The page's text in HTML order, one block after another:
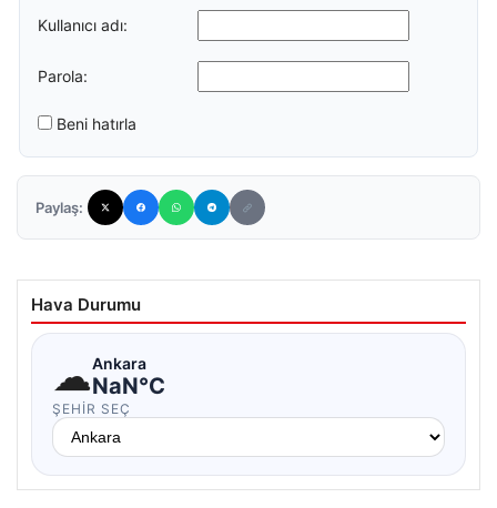
Kullanıcı adı:
Parola:
Beni hatırla
Paylaş:
Hava Durumu
☁Ankara
NaN°C
ŞEHIR SEÇ